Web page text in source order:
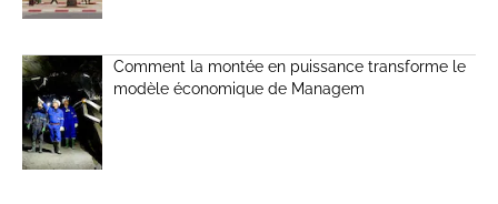
Comment la montée en puissance transforme le
modèle économique de Managem